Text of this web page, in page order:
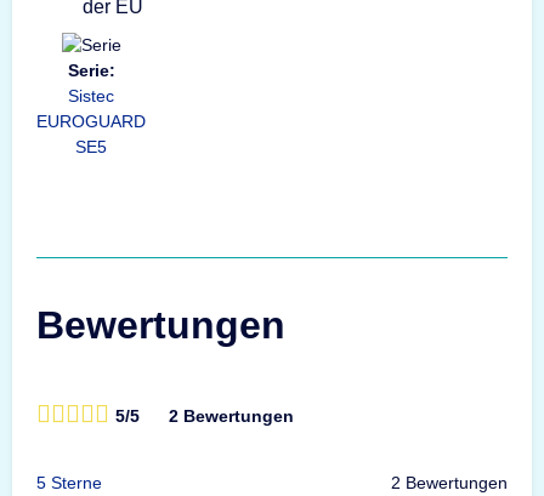
Serie:
Sistec
EUROGUARD
SE5
Bewertungen
5/5 2 Bewertungen
5 Sterne 2 Bewertungen